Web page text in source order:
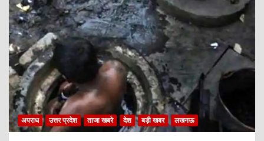
अपराध उत्तर प्रदेश ताजा खबरे देश बड़ी खबर लखनऊ